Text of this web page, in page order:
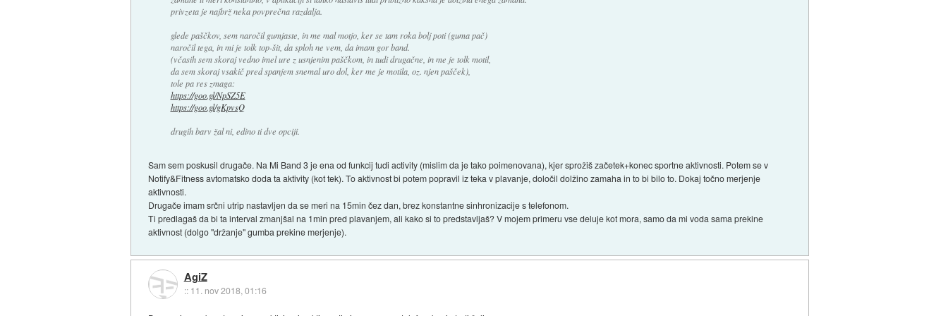
privzeta je najbrž neka povprečna razdalja.
glede paščkov, sem naročil gumjaste, in me mal motjo, ker se tam roka bolj poti (guma pač)
naročil tega, in mi je tolk top-šit, da sploh ne vem, da imam gor band.
(včasih sem skoraj vedno imel ure z usnjenim paščkom, in tudi drugačne, in me je tolk motil,
da sem skoraj vsakič pred spanjem snemal uro dol, ker me je motila, oz. njen pašček),
tole pa res zmaga:
https://goo.gl/NpSZ5E
https://goo.gl/gKpvsQ
drugih barv žal ni, edino ti dve opciji.
Sam sem poskusil drugače. Na Mi Band 3 je ena od funkcij tudi activity (mislim da je tako poimenovana), kjer sprožiš začetek+konec sportne aktivnosti. Potem se v
Notify&Fitness avtomatsko doda ta aktivity (kot tek). To aktivnost bi potem popravil iz teka v plavanje, določil dolžino zamaha in to bi bilo to. Dokaj točno merjenje
aktivnosti.
Drugače imam srčni utrip nastavljen da se meri na 15min čez dan, brez konstantne sinhronizacije s telefonom.
Ti predlagaš da bi ta interval zmanjšal na 1min pred plavanjem, ali kako si to predstavljaš? V mojem primeru vse deluje kot mora, samo da mi voda sama prekine
aktivnost (dolgo "držanje" gumba prekine merjenje).
AgiZ
:: 11. nov 2018, 01:16